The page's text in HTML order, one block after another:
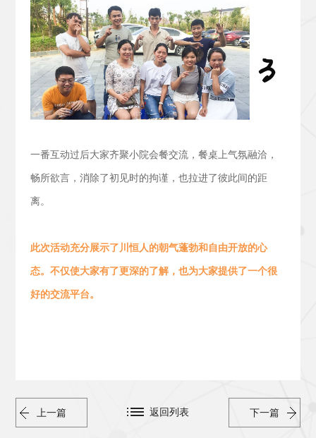
一番互动过后大家齐聚小院会餐交流， 餐桌上气氛融洽，
畅所欲言，消除了初见时的拘谨，也拉进了彼此间的距
离。
此次活动充分展示了川恒人的朝气蓬勃和 自由开放的心
态。 不仅使大家有了更深的了解，也为大家提供了一个很
好的交流平台。
上一篇 下一篇
返回列表